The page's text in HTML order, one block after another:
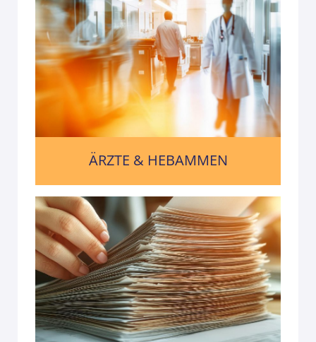
ÄRZTE & HEBAMMEN